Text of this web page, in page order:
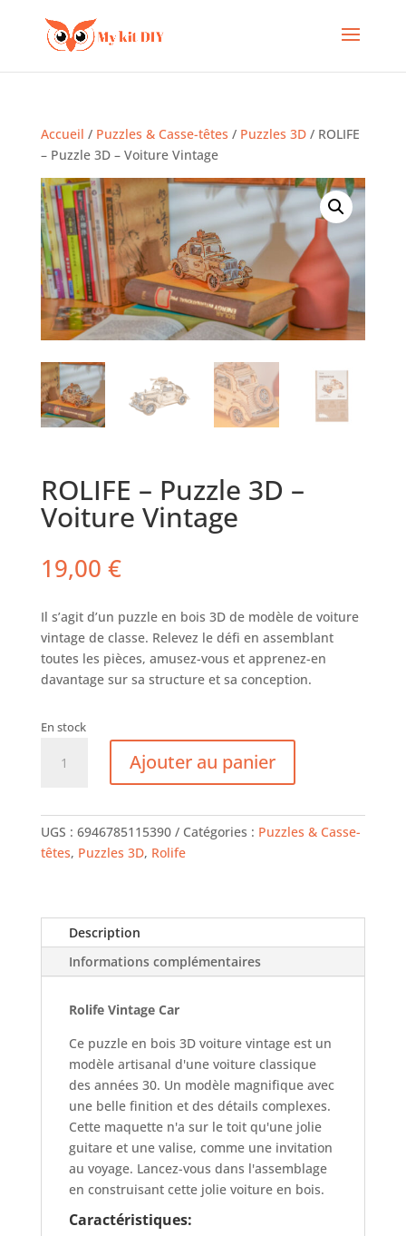
Accueil / Puzzles & Casse-têtes / Puzzles 3D/ ROLIFE
– Puzzle 3D – Voiture Vintage
ROLIFE – Puzzle 3D –
Voiture Vintage
19,00 €
Il s’agit d’un puzzle en bois 3D de modèle de voiture
vintage de classe. Relevez le défi en assemblant
toutes les pièces, amusez-vous et apprenez-en
davantage sur sa structure et sa conception.
En stock
Puzzle
3D
Vintage
Ajouter au panier
UGS : 6946785115390 Catégories : Puzzles & Casse-
têtes, Puzzles 3D, Rolife
Description
Informations complémentaires
Rolife Vintage Car
Ce puzzle en bois 3D voiture vintage est un
modèle artisanal d'une voiture classique
des années 30. Un modèle magnifique avec
une belle finition et des détails complexes.
Cette maquette n'a sur le toit qu'une jolie
guitare et une valise, comme une invitation
au voyage. Lancez-vous dans l'assemblage
en construisant cette jolie voiture en bois.
Caractéristiques: